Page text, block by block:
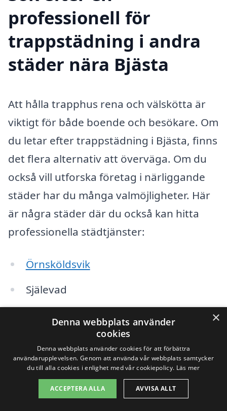
professionell för
trappstädning i andra
städer nära Bjästa
Att hålla trapphus rena och välskötta är
viktigt för både boende och besökare. Om
du letar efter trappstädning i Bjästa, finns
det flera alternativ att överväga. Om du
också vill utforska företag i närliggande
städer har du många valmöjligheter. Här
är några städer där du också kan hitta
professionella städtjänster:
Örnsköldsvik
Själevad
Docksta
Mase
×
Denna webbplats använder
cookies
Denna webbplats använder cookies för att förbättra
användarupplevelsen. Genom att använda vår webbplats samtycker
du till alla cookies i enlighet med vår cookiepolicy. Läs mer
ACCEPTERA ALLA AVVISA ALLT